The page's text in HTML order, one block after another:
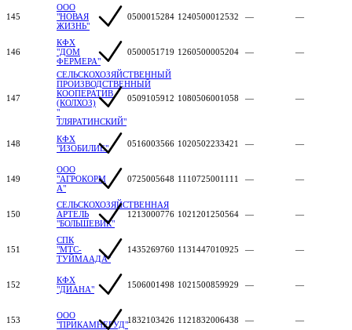
145
ООО
"НОВАЯ
ЖИЗНЬ"
0500015284 1240500012532 — —
146
КФХ
"ДОМ
ФЕРМЕРА"
0500051719 1260500005204 — —
147
СЕЛЬСКОХОЗЯЙСТВЕННЫЙ
ПРОИЗВОДСТВЕННЫЙ
КООПЕРАТИВ
(КОЛХОЗ)
"
ТЛЯРАТИНСКИЙ"
0509105912 1080506001058 — —
148
КФХ
"ИЗОБИЛИЕ"
0516003566 1020502233421 — —
149
ООО
"АГРОКОРМ
А"
0725005648 1110725001111 — —
150
СЕЛЬСКОХОЗЯЙСТВЕННАЯ
АРТЕЛЬ
"БОЛЬШЕВИК"
1213000776 1021201250564 — —
151
СПК
"МТС-
ТУЙМААДА"
1435269760 1131447010925 — —
152
КФХ
"ДИАНА"
1506001498 1021500859929 — —
153
ООО
"ПРИКАМНЕРУД"1832103426 1121832006438 — —